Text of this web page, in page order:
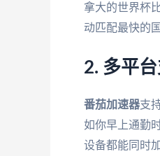
拿大的世界杯
动匹配最快的
2. 多平
番茄加速器支
如你早上通勤
设备都能同时